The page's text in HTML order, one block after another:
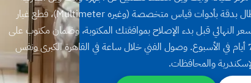
الكهربائية في مصر. فنيون مدربون على تشخيص الأعطال بدقة بأدوات قياس متخصصة ⁨(Multimeter وغيره)⁩، قطع غيار
النهائي قبل بدء الإصلاح بموافقتك المكتوبة، وضمان مكتوب على
الإصلاح والقطعة المستبدلة. خدمة عملاء وايت ويل 7 أيام في الأسبوع. وصول الفني خلال ساعة في القاهرة الكبرى ونفس
والمحافظات.